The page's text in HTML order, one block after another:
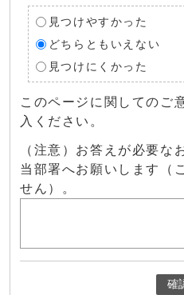
見つけやすかった
どちらともいえない
見つけにくかった
このページに関してのご
入ください。
（注意）お答えが必要な
当部署へお願いします（
せん）。
確